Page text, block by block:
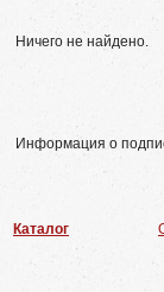
Ничего не найдено.
Информация о
Каталог